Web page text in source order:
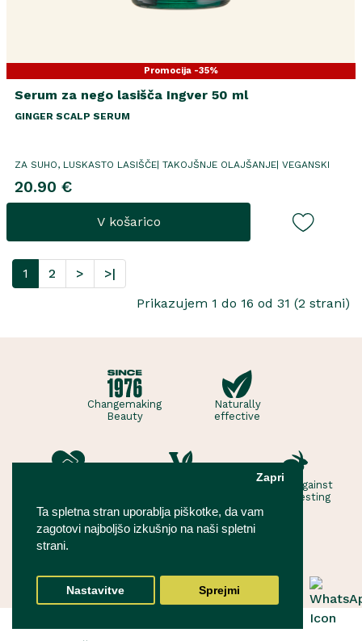
Ta spletna stran uporablja piškotke, da vam
zagotovi najboljšo izkušnjo na naši spletni
strani.
Zapri
Nastavitve Sprejmi
Promocija -35%
Serum za nego lasišča Ingver 50 ml
GINGER SCALP SERUM
ZA SUHO, LUSKASTO LASIŠČE| TAKOJŠNJE OLAJŠANJE| VEGANSKI
20.90 €
V košarico
1 2 >
>|
Prikazujem 1 do 16 od 31 (2 strani)
Changemaking
Beauty
Naturally
effective
Forever against
animal testing